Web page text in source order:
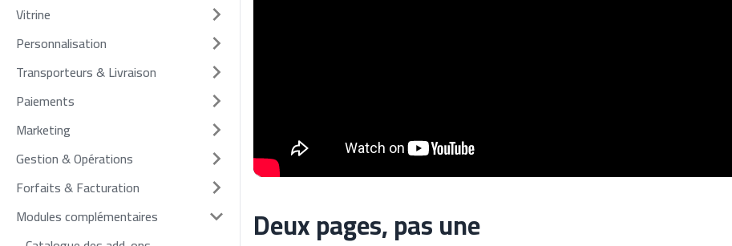
Vitrine
Personnalisation
Transporteurs & Livraison
Paiements
Marketing
Gestion & Opérations
Forfaits & Facturation
Modules complémentaires
Deux pages, pas une